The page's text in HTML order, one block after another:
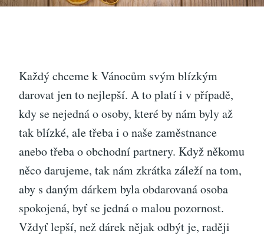
Každý chceme k Vánocům svým blízkým
darovat jen to nejlepší. A to platí i v případě,
kdy se nejedná o osoby, které by nám byly až
tak blízké, ale třeba i o naše zaměstnance
anebo třeba o obchodní partnery. Když někomu
něco darujeme, tak nám zkrátka záleží na tom,
aby s daným dárkem byla obdarovaná osoba
spokojená, byť se jedná o malou pozornost.
Vždyť lepší, než dárek nějak odbýt je, raději